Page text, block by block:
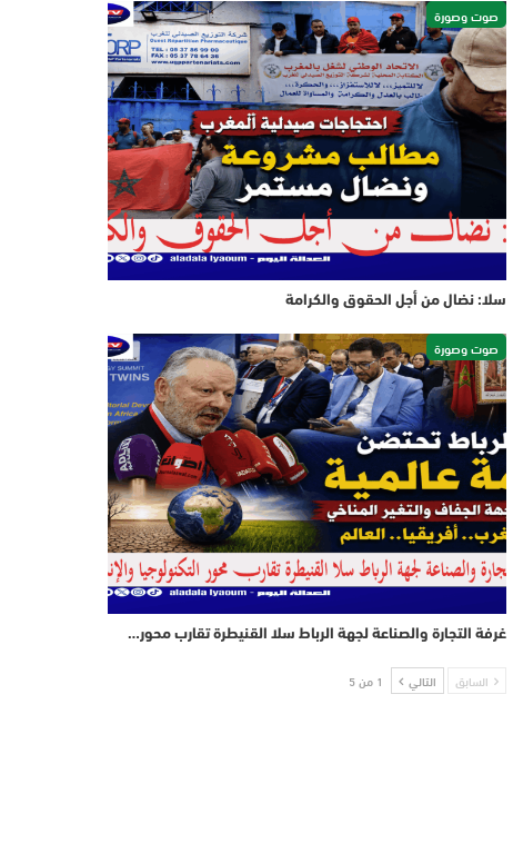
صوت وصورة
سلا: نضال من أجل الحقوق والكرامة
صوت وصورة
غرفة التجارة والصناعة لجهة الرباط سلا القنيطرة تقارب محور…
السابق التالي 1 من 5